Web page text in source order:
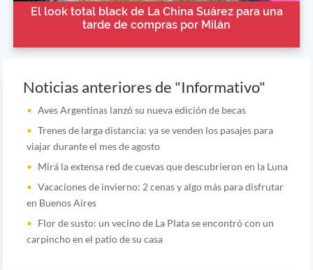
El look total black de La China Suárez para una
tarde de compras por Milán
Noticias anteriores de "Informativo"
Aves Argentinas lanzó su nueva edición de becas
Trenes de larga distancia: ya se venden los pasajes para
viajar durante el mes de agosto
Mirá la extensa red de cuevas que descubrieron en la Luna
Vacaciones de invierno: 2 cenas y algo más para disfrutar
en Buenos Aires
Flor de susto: un vecino de La Plata se encontró con un
carpincho en el patio de su casa